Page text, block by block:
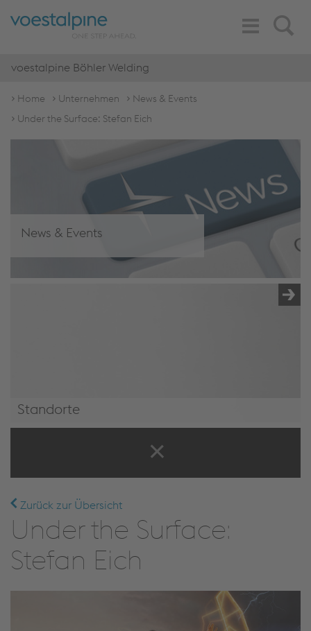
Search
Toggle
Navigation
voestalpine Böhler Welding
Home Unternehmen
News & Events
Under the Surface: Stefan Eich
News & Events
Standorte
Zurück zur Übersicht
Under the Surface:
Stefan Eich